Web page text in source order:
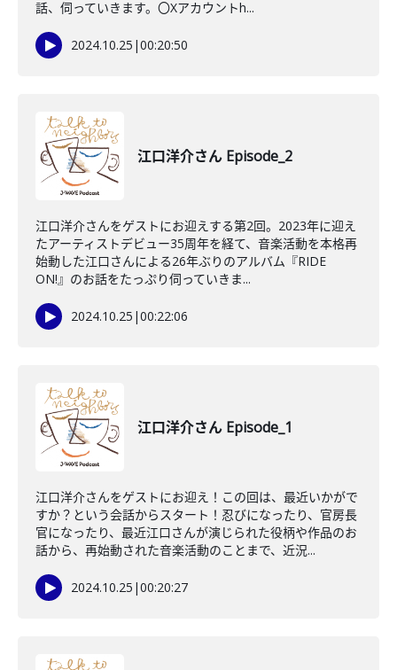
話、伺っていきます。〇Xアカウントh...
2024.10.25 |00:20:50
江口洋介さん Episode_2
江口洋介さんをゲストにお迎えする第2回。2023年に迎え
たアーティストデビュー35周年を経て、音楽活動を本格再
始動した江口さんによる26年ぶりのアルバム『RIDE
ON!』のお話をたっぷり伺っていきま...
2024.10.25 |00:22:06
江口洋介さん Episode_1
江口洋介さんをゲストにお迎え！この回は、最近いかがで
すか？という会話からスタート！忍びになったり、官房長
官になったり、最近江口さんが演じられた役柄や作品のお
話から、再始動された音楽活動のことまで、近況...
2024.10.25 |00:20:27